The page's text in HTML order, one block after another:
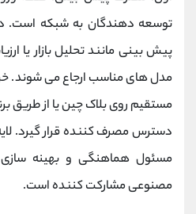
توسعه ‌دهندگان به شبکه است.
پیش‌ بینی مانند تحلیل بازار یا
مدل ‌های مناسب ارجاع می ‌شوند.
مستقیم روی بلاک چین یا از طریق
دسترس مصرف‌ کننده قرار گیرد.
مسئول هماهنگی و بهینه
مصنوعی مشارکت ‌کننده است.